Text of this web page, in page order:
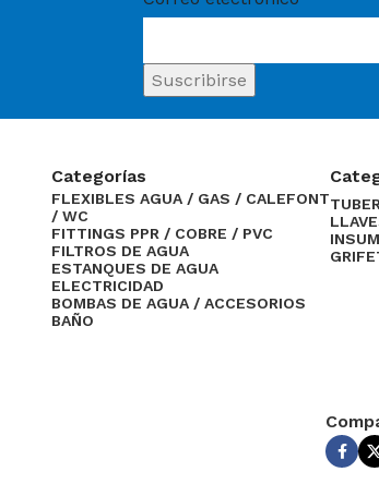
Categorías
FLEXIBLES AGUA / GAS / CALEFONT
/ WC
FITTINGS PPR / COBRE / PVC
FILTROS DE AGUA
ESTANQUES DE AGUA
ELECTRICIDAD
BOMBAS DE AGUA / ACCESORIOS
BAÑO